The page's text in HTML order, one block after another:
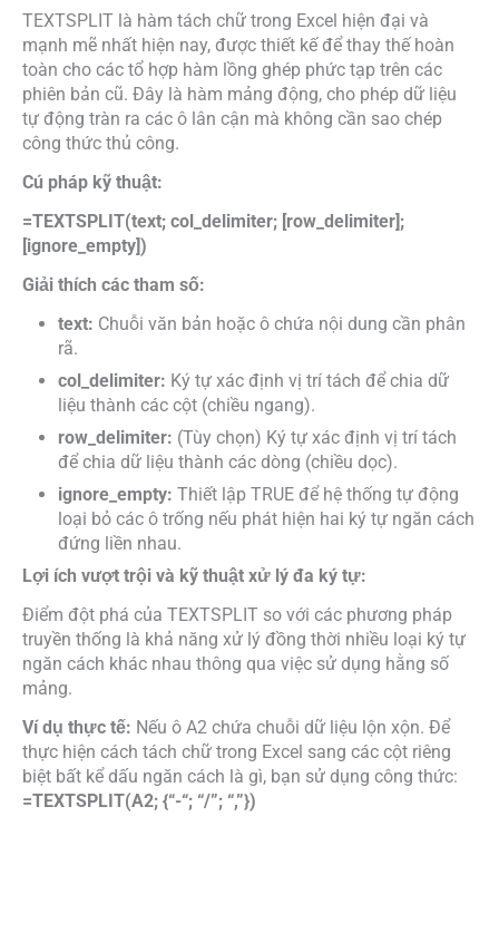
TEXTSPLIT là hàm tách chữ trong Excel hiện đại và
mạnh mẽ nhất hiện nay, được thiết kế để thay thế hoàn
toàn cho các tổ hợp hàm lồng ghép phức tạp trên các
phiên bản cũ. Đây là hàm mảng động, cho phép dữ liệu
tự động tràn ra các ô lân cận mà không cần sao chép
công thức thủ công.
Cú pháp kỹ thuật:
=TEXTSPLIT(text; col_delimiter; [row_delimiter];
[ignore_empty])
Giải thích các tham số:
text: Chuỗi văn bản hoặc ô chứa nội dung cần phân
rã.
col_delimiter: Ký tự xác định vị trí tách để chia dữ
liệu thành các cột (chiều ngang).
row_delimiter: (Tùy chọn) Ký tự xác định vị trí tách
để chia dữ liệu thành các dòng (chiều dọc).
ignore_empty: Thiết lập TRUE để hệ thống tự động
loại bỏ các ô trống nếu phát hiện hai ký tự ngăn cách
đứng liền nhau.
Lợi ích vượt trội và kỹ thuật xử lý đa ký tự:
Điểm đột phá của TEXTSPLIT so với các phương pháp
truyền thống là khả năng xử lý đồng thời nhiều loại ký tự
ngăn cách khác nhau thông qua việc sử dụng hằng số
mảng.
Ví dụ thực tế: Nếu ô A2 chứa chuỗi dữ liệu lộn xộn. Để
thực hiện cách tách chữ trong Excel sang các cột riêng
biệt bất kể dấu ngăn cách là gì, bạn sử dụng công thức:
=TEXTSPLIT(A2; {“-“; “/”; “,”})